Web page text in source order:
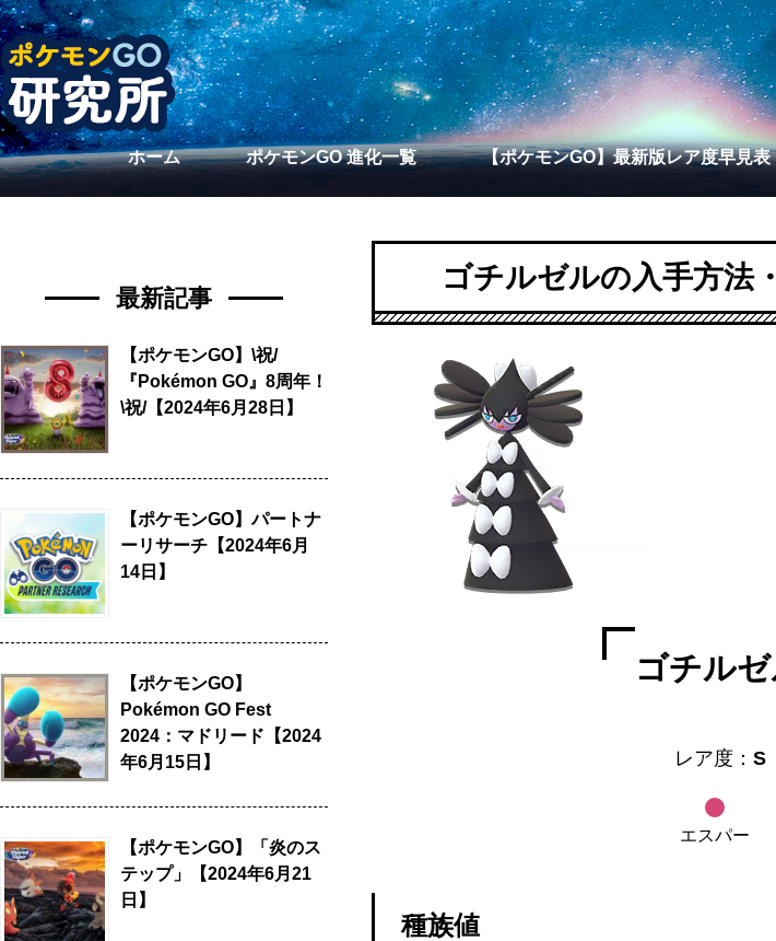
ホーム ポケモンGO 進化一覧 【ポケモンGO】最新版レア度早見表
ゴチルゼルの入手方法
ゴチル
レア度： S
エスパー
種族値
最新記事
【ポケモンGO】\祝/
『Pokémon GO』8周年！
\祝/【2024年6月28日】
【ポケモンGO】パートナ
ーリサーチ【2024年6月
14日】
【ポケモンGO】
Pokémon GO Fest
2024：マドリード【2024
年6月15日】
【ポケモンGO】「炎のス
テップ」【2024年6月21
日】